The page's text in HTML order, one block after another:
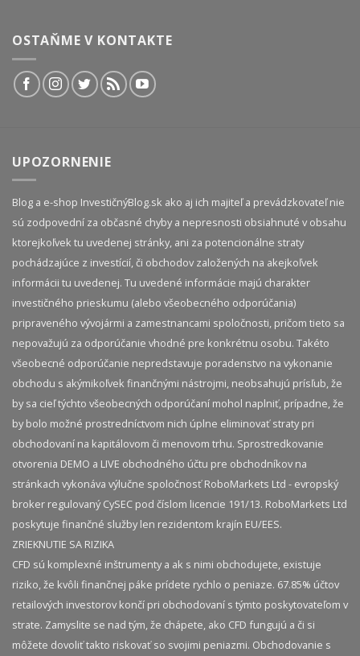
OSTAŇME V KONTAKTE
UPOZORNENIE
Blog a e-shop InvestičnýBlog.sk ako aj ich majiteľ a prevádzkovateľ nie
sú zodpovední za občasné chyby a nepresnosti obsiahnuté v obsahu
ktorejkoľvek tu uvedenej stránky, ani za potencionálne straty
pochádzajúce z investícií, či obchodov založených na akejkoľvek
informácii tu uvedenej. Tu uvedené informácie majú charakter
investičného prieskumu (alebo všeobecného odporúčania)
pripraveného vývojármi a zamestnancami spoločnosti, pričom tieto sa
nepovažujú za odporúčanie vhodné pre konkrétnu osobu. Takéto
všeobecné odporúčanie nepredstavuje poradenstvo na vykonanie
obchodu s akýmikoľvek finančnými nástrojmi, neobsahujú prísľub, že
by sa cieľ týchto všeobecných odporúčaní mohol naplniť, prípadne, že
by bolo možné prostredníctvom nich úplne eliminovať straty pri
obchodovaní na kapitálovom či menovom trhu. Sprostredkovanie
otvorenia DEMO a LIVE obchodného účtu pre obchodníkov na
stránkach vykonáva výlučne spoločnosť RoboMarkets Ltd - evropský
broker regulovaný CySEC pod číslom licencie 191/13. RoboMarkets Ltd
poskytuje finančné služby len rezidentom krajín EU/EES.
ZRIEKNUTIE SA RIZIKA
CFD sú komplexné inštrumenty a ak s nimi obchodujete, existuje
riziko, že kvôli finančnej páke prídete rychlo o peniaze. 67.85% účtov
retailových investorov končí pri obchodovaní s týmto poskytovateľom v
strate. Zamyslite se nad tým, že chápete, ako CFD fungujú a či si
môžete dovoliť takto riskovať so svojimi peniazmi. Obchodovanie s